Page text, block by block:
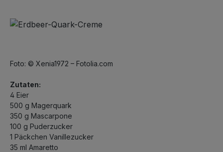
Foto: © Xenia1972 – Fotolia.com
Zutaten:
4 Eier
500 g Magerquark
350 g Mascarpone
100 g Puderzucker
1 Päckchen Vanillezucker
35 ml Amaretto